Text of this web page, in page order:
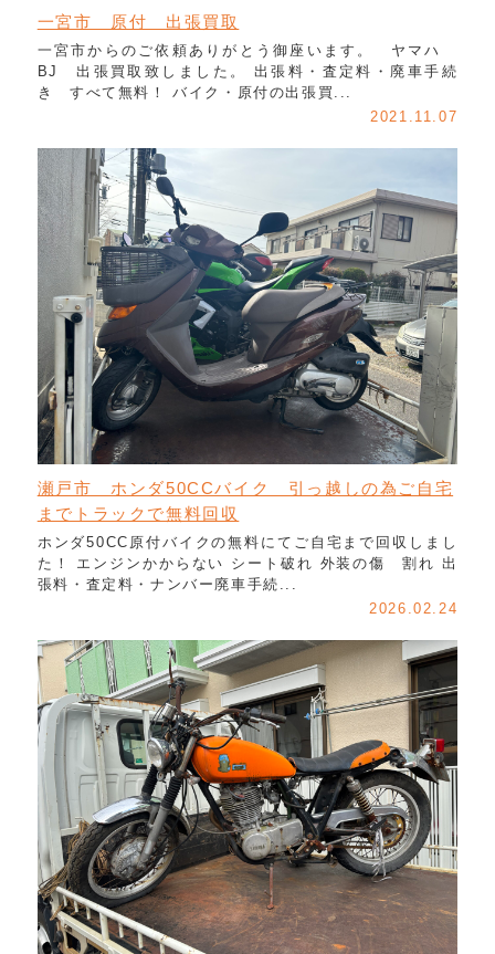
一宮市 原付 出張買取
一宮市からのご依頼ありがとう御座います。 ヤマハ
BJ 出張買取致しました。 出張料・査定料・廃車手続
き すべて無料！ バイク・原付の出張買...
2021.11.07
瀬戸市 ホンダ50CCバイク 引っ越しの為ご自宅
までトラックで無料回収
ホンダ50CC原付バイクの無料にてご自宅まで回収しまし
た！ エンジンかからない シート破れ 外装の傷 割れ 出
張料・査定料・ナンバー廃車手続...
2026.02.24